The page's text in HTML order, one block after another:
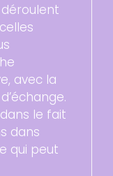
avec la
le fait
dans
qui peut